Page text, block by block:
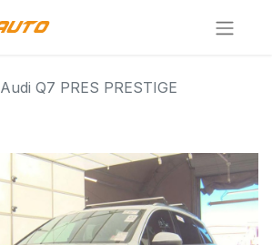
Audi Q7 PRES PRESTIGE